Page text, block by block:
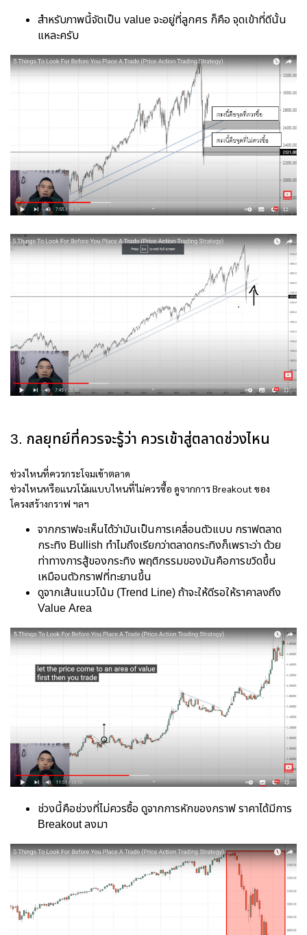
สำหรับภาพนี้จัดเป็น value จะอยู่ที่ลูกศร ก็คือ จุดเข้าที่ดีนั้น
แหละครับ
3. กลยุทย์ที่ควรจะรู้ว่า ควรเข้าสู่ตลาดช่วงไหน
ช่วงไหนที่ควรกระโจมเข้าตลาด
ช่วงไหนหรือแนวโน้มแบบไหนที่ไม่ควรซื้อ ดูจากการ Breakout ของ
โครงสร้างกราฟ ฯลฯ
จากกราฟจะเห็นได้ว่ามันเป็นการเคลื่อนตัวแบบ กราฟตลาด
กระทิง Bullish ทำไมถึงเรียกว่าตลาดกระทิงก็เพราะว่า ด้วย
ท่าทางการสู้ของกระทิง พฤติกรรมของมันคือการขวิดขึ้น
เหมือนตัวกราฟที่ทะยานขึ้น
ดูจากเส้นแนวโน้ม (Trend Line) ถ้าจะให้ดีรอให้ราคาลงถึง
Value Area
ช่วงนี้คือช่วงที่ไม่ควรซื้อ ดูจากการหักของกราฟ ราคาได้มีการ
Breakout ลงมา